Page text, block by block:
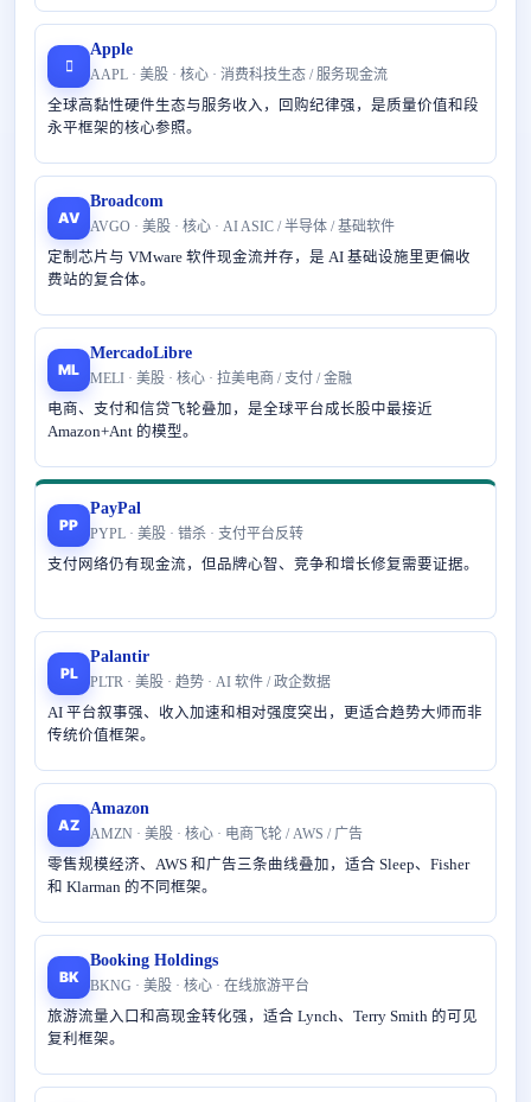

Apple
AAPL · 美股 · 核心 · 消费科技生态 / 服务现金流
全球高黏性硬件生态与服务收入，回购纪律强，是质量价值和段
永平框架的核心参照。
AV
Broadcom
AVGO · 美股 · 核心 · AI ASIC / 半导体 / 基础软件
定制芯片与 VMware 软件现金流并存，是 AI 基础设施里更偏收
费站的复合体。
ML
MercadoLibre
MELI · 美股 · 核心 · 拉美电商 / 支付 / 金融
电商、支付和信贷飞轮叠加，是全球平台成长股中最接近
Amazon+Ant 的模型。
PP
PayPal
PYPL · 美股 · 错杀 · 支付平台反转
支付网络仍有现金流，但品牌心智、竞争和增长修复需要证据。
PL
Palantir
PLTR · 美股 · 趋势 · AI 软件 / 政企数据
AI 平台叙事强、收入加速和相对强度突出，更适合趋势大师而非
传统价值框架。
AZ
Amazon
AMZN · 美股 · 核心 · 电商飞轮 / AWS / 广告
零售规模经济、AWS 和广告三条曲线叠加，适合 Sleep、Fisher
和 Klarman 的不同框架。
BK
Booking Holdings
BKNG · 美股 · 核心 · 在线旅游平台
旅游流量入口和高现金转化强，适合 Lynch、Terry Smith 的可见
复利框架。